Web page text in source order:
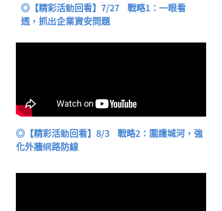
◎【精彩活動回看】7/27 戰略1：一眼看
透，抓出企業資安問題
◎【精彩活動回看】8/3 戰略2：圍護城河，強
化外牆網路防線